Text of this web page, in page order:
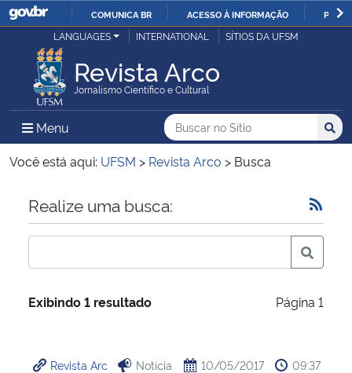
IR
O
COMUNICA BR ACESSO À INFORMAÇÃO
Ministério da Justiça e Segurança Pública
Ministério da Defesa
Ministério das Relações Exteriores
Ministério da Economia
Ministério da Infraestrutura
Ministério da Cidadania
LANGUAGES INTERNATIONAL SÍTIOS DA UFSM
Revista Arco
Jornalismo Científico e Cultural
Menu Menu Principal do Sítio
Busca
Buscar no no Sítio
Busca:
Você está aqui: UFSM > Revista Arco > Busca
Início do conteúdo
Realize uma busca:
Exibindo 1 resultado Página 1
Revista Arc Notícia 10/05/2017 09:37